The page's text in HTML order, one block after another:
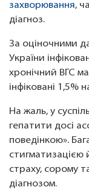
захворювання,
діагноз.
За оціночними
України
хронічний ВГС
інфіковані 1,5%
На жаль, у
гепатити досі
поведінкою».
стигматизацією
страху, сорому
діагнозом.